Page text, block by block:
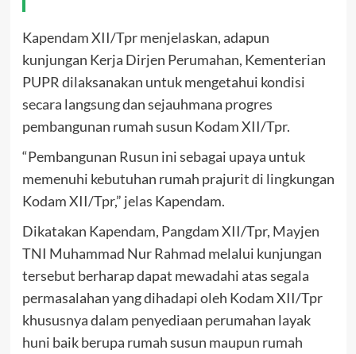
Kapendam XII/Tpr menjelaskan, adapun
kunjungan Kerja Dirjen Perumahan, Kementerian
PUPR dilaksanakan untuk mengetahui kondisi
secara langsung dan sejauhmana progres
pembangunan rumah susun Kodam XII/Tpr.
“Pembangunan Rusun ini sebagai upaya untuk
memenuhi kebutuhan rumah prajurit di lingkungan
Kodam XII/Tpr,” jelas Kapendam.
Dikatakan Kapendam, Pangdam XII/Tpr, Mayjen
TNI Muhammad Nur Rahmad melalui kunjungan
tersebut berharap dapat mewadahi atas segala
permasalahan yang dihadapi oleh Kodam XII/Tpr
khususnya dalam penyediaan perumahan layak
huni baik berupa rumah susun maupun rumah